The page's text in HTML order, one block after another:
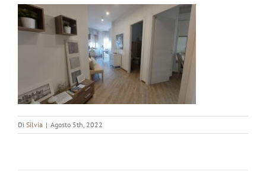
Di Silvia | Agosto 5th, 2022